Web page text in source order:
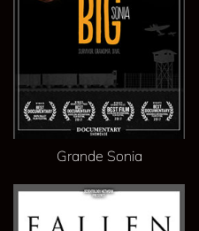
Grande Sonia